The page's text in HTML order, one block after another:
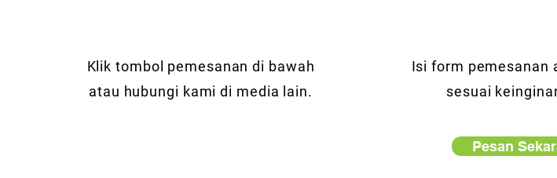
Klik tombol pemesanan di bawah
atau hubungi kami di media lain.
Isi form pemesanan
sesuai
Pesan